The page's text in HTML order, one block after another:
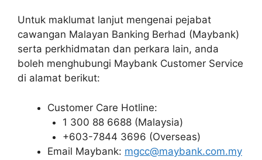
Untuk maklumat lanjut mengenai pejabat
cawangan Malayan Banking Berhad (Maybank)
serta perkhidmatan dan perkara lain, anda
boleh menghubungi Maybank Customer Service
di alamat berikut:
Customer Care Hotline:
1 300 88 6688 (Malaysia)
+603-7844 3696 (Overseas)
Email Maybank: mgcc@maybank.com.my